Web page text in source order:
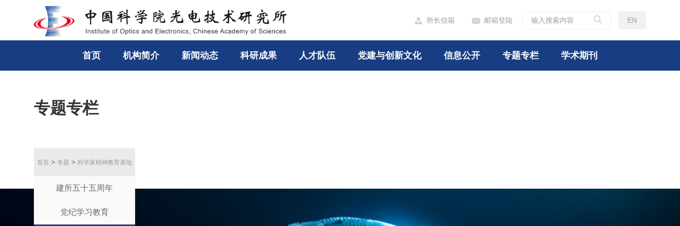
 所长信箱  邮箱登陆  EN
首页 机构简介 新闻动态 科研成果 人才队伍 党建与创新文化 信息公开 专题专栏 学术期刊
专题专栏
首页 >专题 >科学家精神教育基地
建所五十五周年
党纪学习教育